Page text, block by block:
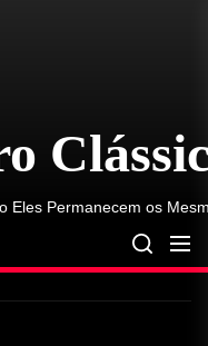
Eles Permanecem os